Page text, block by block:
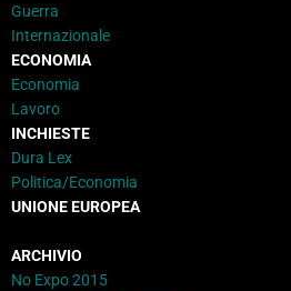
Guerra
Internazionale
ECONOMIA
Economia
Lavoro
INCHIESTE
Dura Lex
Politica/Economia
UNIONE EUROPEA
ARCHIVIO
No Expo 2015